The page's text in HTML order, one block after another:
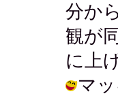
分か
観が
に上
マ